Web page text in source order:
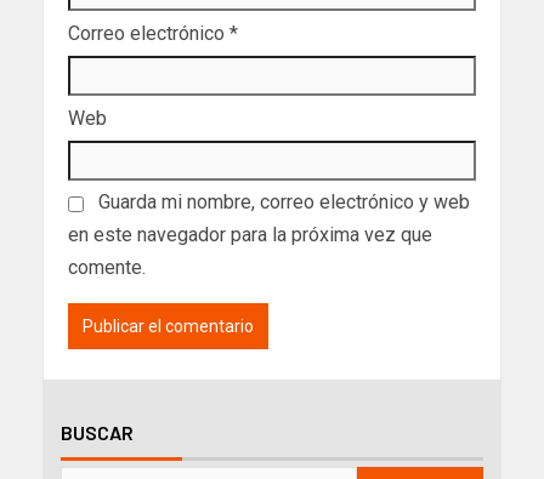
Correo electrónico *
Web
Guarda mi nombre, correo electrónico y web
en este navegador para la próxima vez que
comente.
BUSCAR